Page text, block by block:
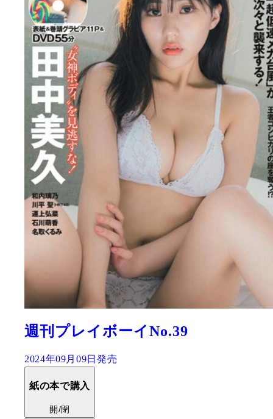
週刊プレイボーイNo.39
2024年09月09日発売
紙の本で購入
開/閉